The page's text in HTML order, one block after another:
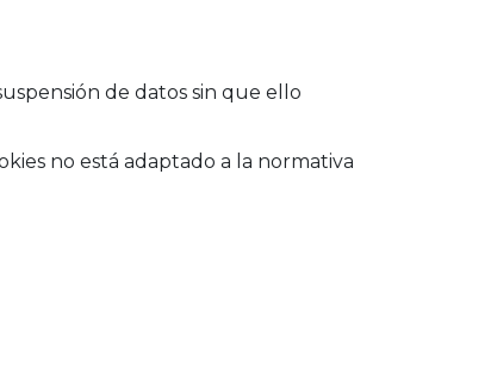
de datos sin que ello
no está adaptado a la normativa